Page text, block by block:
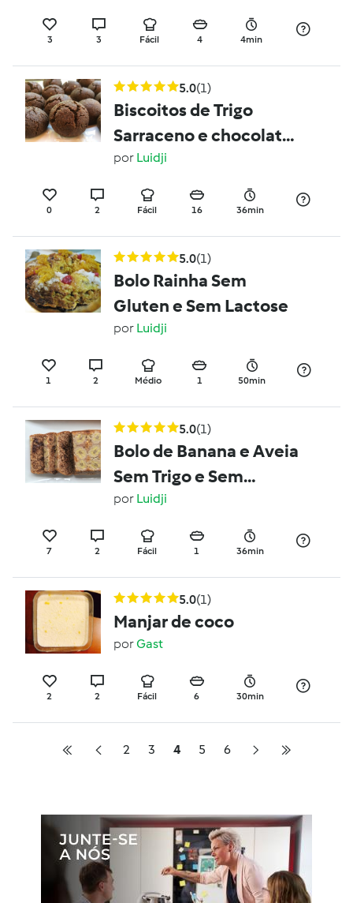
3 3 Fácil 4 4min
5.0(1)
Biscoitos de Trigo
Sarraceno e chocolate
Sem Gluten/ Sem
Lactose
por Luidji
0 2 Fácil 16 36min
5.0(1)
Bolo Rainha Sem
Gluten e Sem Lactose
por Luidji
1 2 Médio 1 50min
5.0(1)
Bolo de Banana e Aveia
Sem Trigo e Sem
Açucar
por Luidji
7 2 Fácil 1 36min
5.0(1)
Manjar de coco
porGast
2 2 Fácil 6 30min
2 3 4 5 6